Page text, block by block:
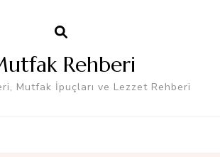
Rehberi
Mutfak İpuçları ve Lezzet Rehberi